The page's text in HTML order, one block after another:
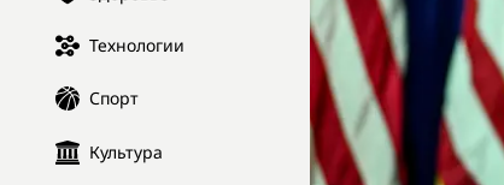
Технологии
Спорт
Культура